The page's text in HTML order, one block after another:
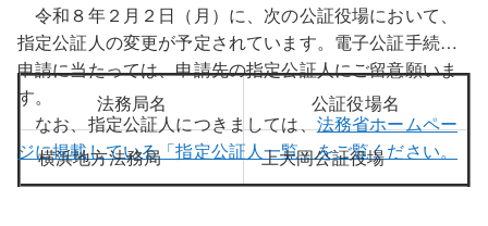
合には、エラーの原因となる可能性がありますので、申
請用総合ソフトを利用する際は必ず事前にバージョンア
ップを実施願います。
また、今回のバージョンアップでは、申請書様式の更
新は行われないため、バージョンアップ前に作成した申
請データは、そのまま利用することができます。
令和８年２月２日（月）に、次の公証役場において、
指定公証人の変更が予定されています。電子公証手続の
申請に当たっては、申請先の指定公証人にご留意願いま
す。
なお、指定公証人につきましては、法務省ホームペー
ジに掲載している「指定公証人一覧」をご覧ください。
法務局名 公証役場名
横浜地方法務局 上大岡公証役場